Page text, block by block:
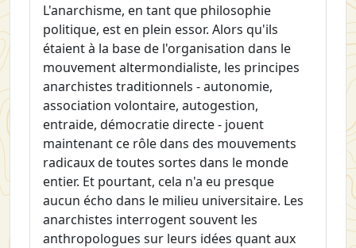
L'anarchisme, en tant que philosophie
politique, est en plein essor. Alors qu'ils
étaient à la base de l'organisation dans le
mouvement altermondialiste, les principes
anarchistes traditionnels - autonomie,
association volontaire, autogestion,
entraide, démocratie directe - jouent
maintenant ce rôle dans des mouvements
radicaux de toutes sortes dans le monde
entier. Et pourtant, cela n'a eu presque
aucun écho dans le milieu universitaire. Les
anarchistes interrogent souvent les
anthropologues sur leurs idées quant aux